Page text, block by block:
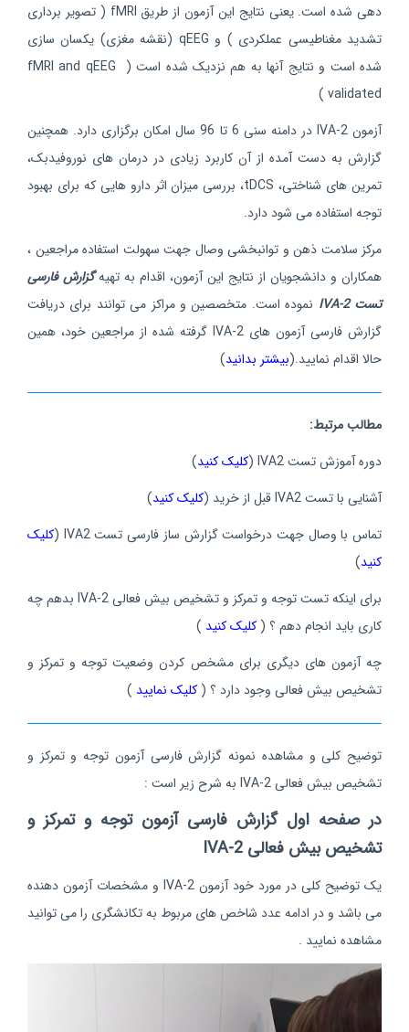
دهی شده است. یعنی نتایج این آزمون از طریق fMRI ( تصویر برداری
تشدید مغناطیسی عملکردی ) و qEEG (نقشه مغزی) یکسان سازی
شده است و نتایج آنها به هم نزدیک شده است ( fMRI and qEEG
validated )
آزمون IVA-2 در دامنه سنی 6 تا 96 سال امکان برگزاری دارد. همچنین
گزارش به دست آمده از آن کاربرد زیادی در درمان های نوروفیدبک،
تمرین های شناختی، tDCS، بررسی میزان اثر دارو هایی که برای بهبود
توجه استفاده می شود دارد.
مرکز سلامت ذهن و توانبخشی وصال جهت سهولت استفاده مراجعین ،
همکاران و دانشجویان از نتایج این آزمون، اقدام به تهیهگزارش فارسی
تست IVA-2
نموده است. متخصصین و مراکز می توانند برای دریافت
گزارش فارسی آزمون های IVA-2 گرفته شده از مراجعین خود، همین
حالا اقدام نمایید.(بیشتر بدانید)
مطالب مرتبط:
دوره آموزش تست IVA2 (
کلیک کنید)
آشنایی با تست IVA2 قبل از خرید (
کلیک کنید)
تماس با وصال جهت درخواست گزارش ساز فارسی تست IVA2 (
کلیک
کنید)
برای اینکه تست توجه و تمرکز و تشخیص بیش فعالی IVA-2 بدهم چه
کاری باید انجام دهم ؟ ( کلیک کنید )
چه آزمون های دیگری برای مشخص کردن وضعیت توجه و تمرکز و
تشخیص بیش فعالی وجود دارد ؟ ( کلیک نمایید )
توضیح کلی و مشاهده نمونه گزارش فارسی آزمون توجه و تمرکز و
تشخیص بیش فعالی IVA-2 به شرح زیر است :
در صفحه اول گزارش فارسی آزمون توجه و تمرکز و
تشخیص بیش فعالی IVA-2
یک توضیح کلی در مورد خود آزمون IVA-2 و مشخصات آزمون دهنده
می باشد و در ادامه عدد شاخص های مربوط به تکانشگری را می توانید
مشاهده نمایید .